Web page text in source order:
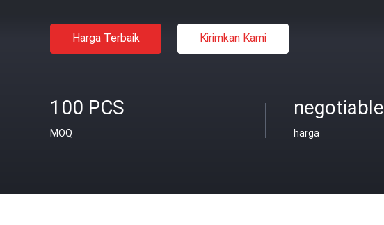
Harga Terbaik Kirimkan Kami
100 PCS
MOQ
negotiable
harga